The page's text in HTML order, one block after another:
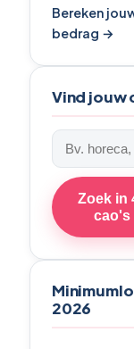
Bereken
bedrag →
Vind jouw
Zoek
een
cao
Zoek in
cao's
2026